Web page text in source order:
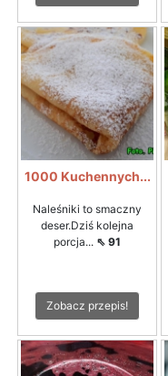
1000 Kuchennych...
Naleśniki to smaczny
deser.Dziś kolejna
porcja... ⇖ 91
Zobacz przepis!